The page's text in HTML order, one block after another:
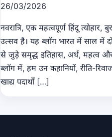
26/03/2026
नवरात्रि, एक महत्वपूर्ण हिंदू
उत्सव है। यह ब्लॉग भारत में साल में दो
से जुड़े समृद्ध इतिहास, अर्थ, महत्व
ब्लॉग में, हम उन कहानियों, रीति-
खाद्य पदार्थों […]